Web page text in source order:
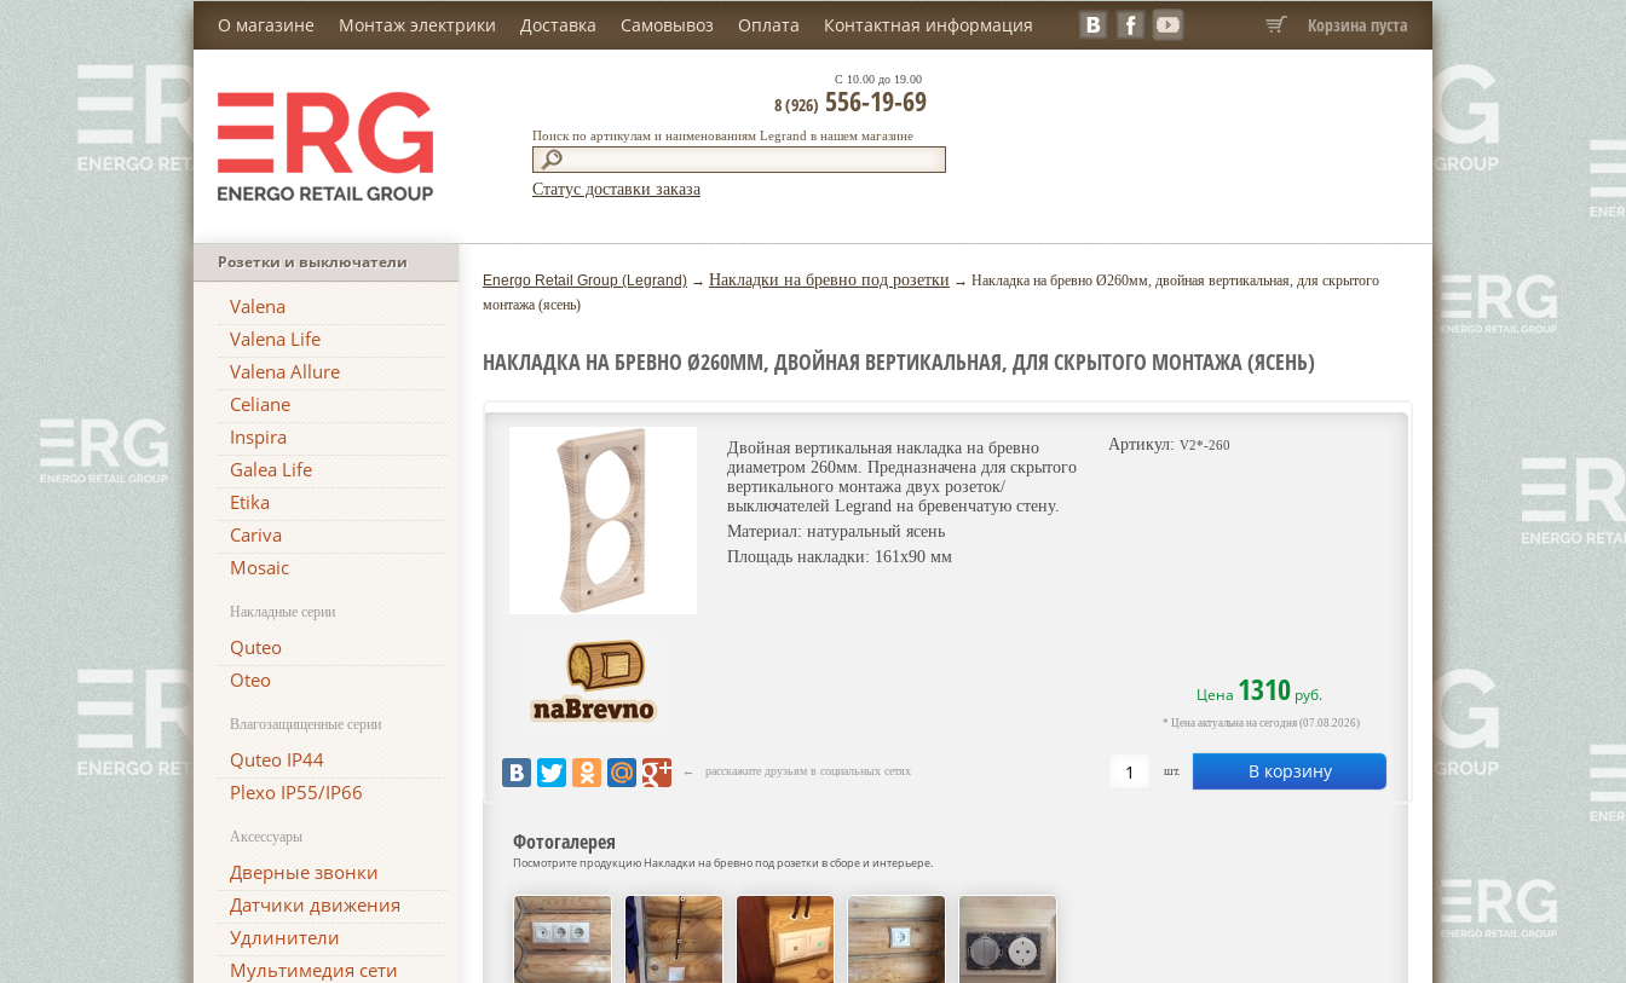
О магазине Монтаж электрики Доставка Самовывоз Оплата Контактная информация Корзина пуста
Поиск по артикулам и наименованиям Legrand в нашем магазине
С 10.00 до 19.00
8 (926) 556-19-69
Статус доставки заказа
Розетки и выключатели
Valena
Valena Life
Valena Allure
Celiane
Inspira
Galea Life
Etika
Cariva
Mosaic
Накладные серии
Quteo
Oteo
Влагозащищенные серии
Quteo IP44
Plexo IP55/IP66
Аксессуары
Дверные звонки
Датчики движения
Удлинители
Мультимедия сети
Energo Retail Group (Legrand) → Накладки на бревно под розетки → Накладка на бревно Ø260мм, двойная вертикальная, для скрытого
монтажа (ясень)
НАКЛАДКА НА БРЕВНО Ø260ММ, ДВОЙНАЯ ВЕРТИКАЛЬНАЯ, ДЛЯ СКРЫТОГО МОНТАЖА (ЯСЕНЬ)
Артикул: V2*-260
Цена 1310 руб.
* Цена актуальна на сегодня (07.08.2026)
шт. В корзину
Двойная вертикальная накладка на бревно
диаметром 260мм. Предназначена для скрытого
вертикального монтажа двух розеток/
выключателей Legrand на бревенчатую стену.
Материал: натуральный ясень
Площадь накладки: 161х90 мм
← расскажите друзьям в социальных сетях
Фотогалерея
Посмотрите продукцию Накладки на бревно под розетки в сборе и интерьере.